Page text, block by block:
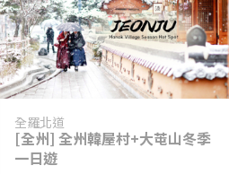
全羅北道
[全州] 全州韓屋村+大芚山冬季
一日遊